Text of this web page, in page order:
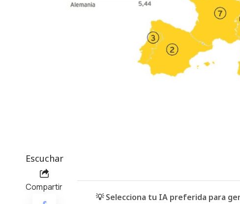
Escuchar
Compartir
💡 Selecciona tu IA preferida para